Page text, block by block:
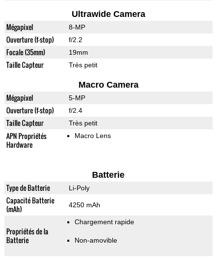
Ultrawide Camera
Mégapixel 8-MP
Ouverture (f-stop) f/2.2
Focale (35mm) 19mm
Taille Capteur Très petit
Macro Camera
Mégapixel 5-MP
Ouverture (f-stop) f/2.4
Taille Capteur Très petit
APN Propriétés
Hardware
Macro Lens
Batterie
Type de Batterie Li-Poly
Capacité Batterie
(mAh)
4250 mAh
Propriétés de la
Batterie
Chargement rapide
Non-amovible